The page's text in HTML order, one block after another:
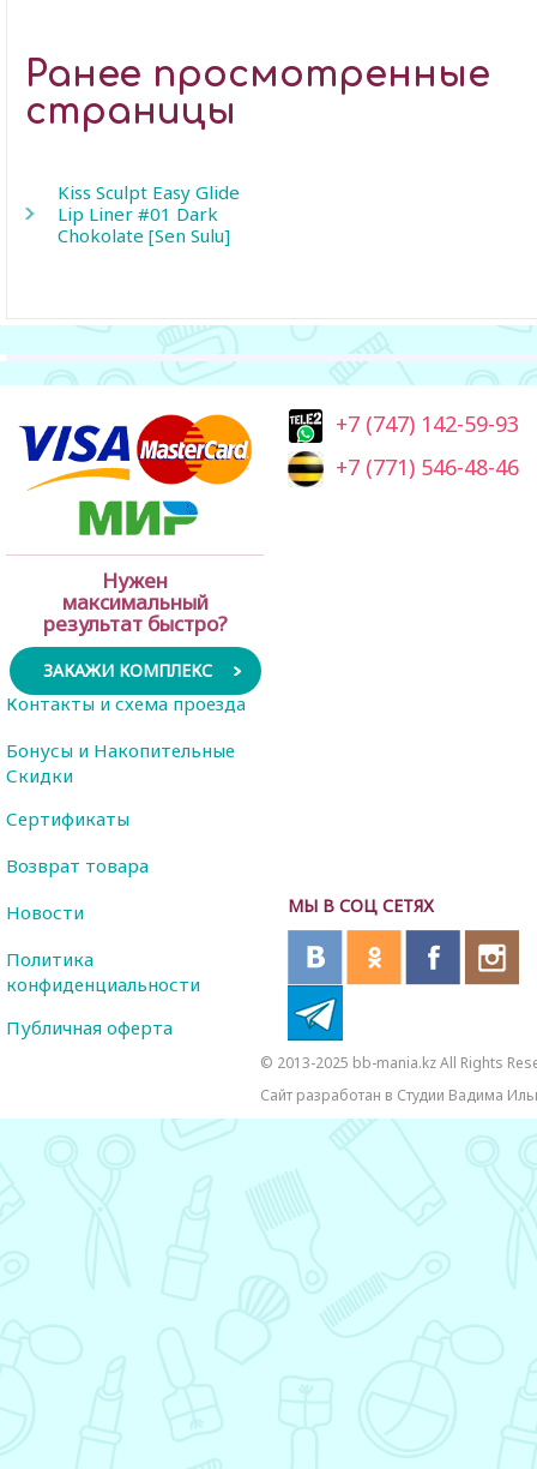
Ранее просмотренные
страницы
Kiss Sculpt Easy Glide
Lip Liner #01 Dark
Chokolate [Sen Sulu]
Нужен
максимальный
результат быстро?
ЗАКАЖИ КОМПЛЕКС
+7 (747) 142-59-93
+7 (771) 546-48-46
МЫ В СОЦ СЕТЯХ
Контакты и схема проезда
Бонусы и Накопительные
Скидки
Сертификаты
Возврат товара
Новости
Политика
конфиденциальности
Публичная оферта
© 2013-2025 bb-mania.kz All Rights
Сайт разработан в Студии Вадима